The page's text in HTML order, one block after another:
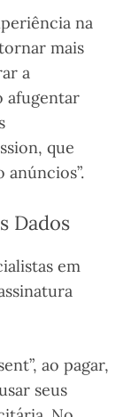
na
mais
a
afugentar
que
Dados
em
ao pagar,
seus